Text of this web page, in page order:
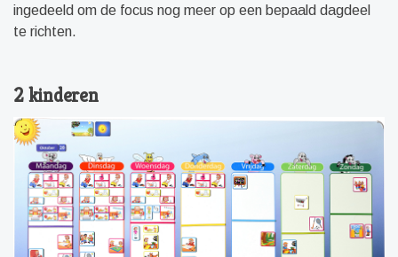
ingedeeld om de focus nog meer op een bepaald dagdeel
te richten.
2 kinderen